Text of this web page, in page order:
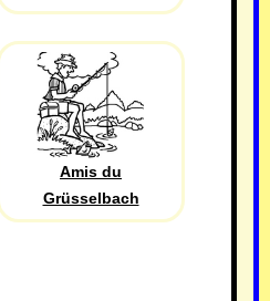
Amis du
Grüsselbach